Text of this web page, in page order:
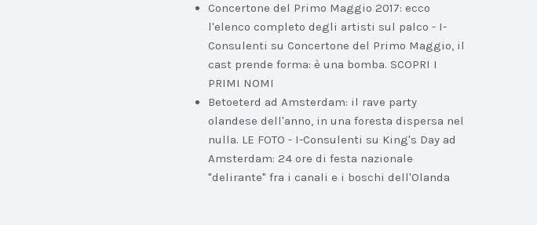
Concertone del Primo Maggio 2017: ecco
l'elenco completo degli artisti sul palco - I-
Consulenti su Concertone del Primo Maggio, il
cast prende forma: è una bomba. SCOPRI I
PRIMI NOMI
Betoeterd ad Amsterdam: il rave party
olandese dell'anno, in una foresta dispersa nel
nulla. LE FOTO - I-Consulenti su King's Day ad
Amsterdam: 24 ore di festa nazionale
"delirante" fra i canali e i boschi dell'Olanda